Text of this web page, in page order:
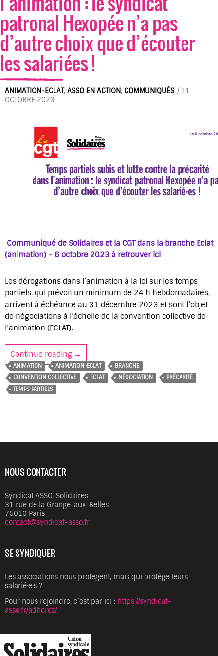
patronal Hexopée n’a pas
d’autre choix que d’écouter
les salarié·es !
ANIMATION-ECLAT, ASSO EN ACTION, COMMUNIQUÉS / 11
OCTOBRE 2023
Communiqué de Solidaires et la CGT dans la branche Eclat
(animation) – 6 octobre 2023 à retrouver ici
Les dérogations dans l’animation à la loi sur les temps
partiels, qui prévoit un minimum de 24 h hebdomadaires,
arrivent à échéance au 31 décembre 2023 et sont l’objet
de négociations à l’échelle de la convention collective de
l’animation (ECLAT).
Continue reading Temps partiels subis et lutte contre la
→
ANIMATION ANIMATION-ECLAT
BRANCHE
CONVENTION COLLECTIVE
ECLAT NÉGOCIATION
PRÉCARITÉ
TEMPS PARTIELS
NOUS CONTACTER
Syndicat ASSO-Solidaires
31 rue de la Grange-aux-Belles
75010 Paris
contact@syndicat-asso.fr
SE SYNDIQUER
Les associations nous protègent, mais qui protège leurs
salarié·e·s ?
Pour nous rejoindre, c’est par ici : https://syndicat-
asso.fr/adherez/